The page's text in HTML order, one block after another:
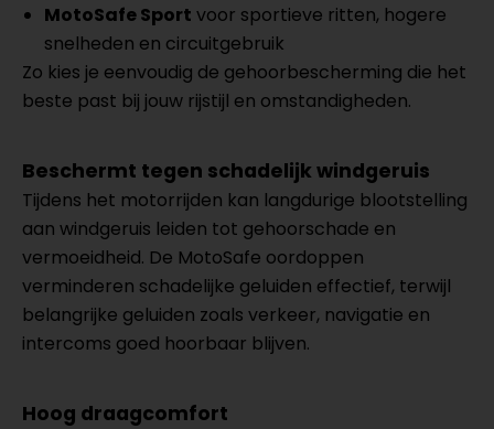
MotoSafe Sport voor sportieve ritten, hogere
snelheden en circuitgebruik
Zo kies je eenvoudig de gehoorbescherming die het
beste past bij jouw rijstijl en omstandigheden.
Beschermt tegen schadelijk windgeruis
Tijdens het motorrijden kan langdurige blootstelling
aan windgeruis leiden tot gehoorschade en
vermoeidheid. De MotoSafe oordoppen
verminderen schadelijke geluiden effectief, terwijl
belangrijke geluiden zoals verkeer, navigatie en
intercoms goed hoorbaar blijven.
Hoog draagcomfort